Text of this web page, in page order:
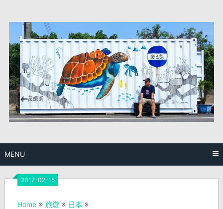
content
MENU
2017-02-15
Home 旅遊
日本